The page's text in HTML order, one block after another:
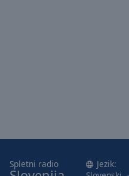
Spletni radio
Jezik: